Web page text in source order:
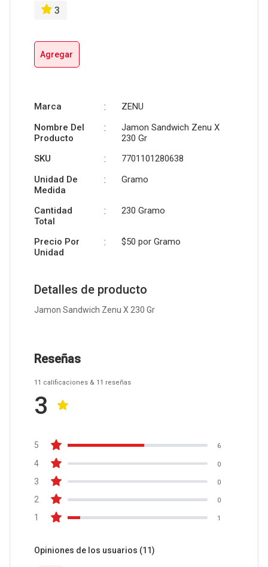
3
Agregar
Marca :
ZENU
Nombre Del
Producto
:
Jamon Sandwich Zenu X
230 Gr
SKU
:
7701101280638
Unidad De
Medida
: Gramo
Cantidad
Total
: 230 Gramo
Precio Por
Unidad
: $50 por Gramo
Detalles de producto
Jamon Sandwich Zenu X 230 Gr
Reseñas
11 calificaciones & 11 reseñas
3
5 6
4 0
3 0
2 0
1 1
Opiniones de los usuarios (11)